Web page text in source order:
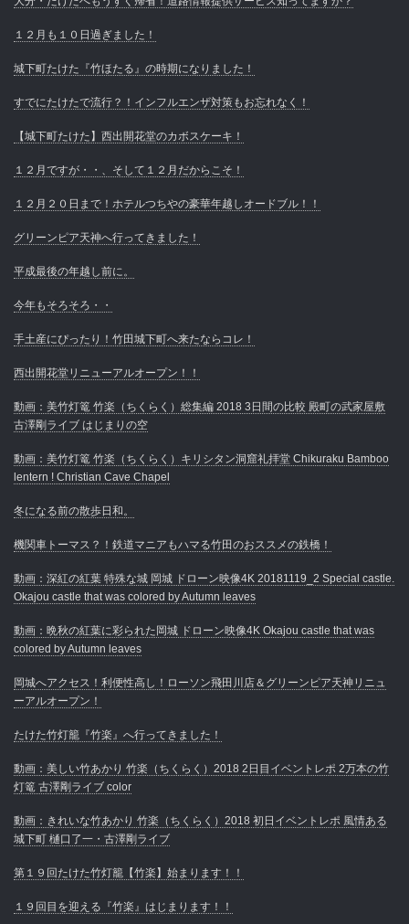
１２月も１０日過ぎました！
城下町たけた『竹ほたる』の時期になりました！
すでにたけたで流行？！インフルエンザ対策もお忘れなく！
【城下町たけた】西出開花堂のカボスケーキ！
１２月ですが・・、そして１２月だからこそ！
１２月２０日まで！ホテルつちやの豪華年越しオードブル！！
グリーンピア天神へ行ってきました！
平成最後の年越し前に。
今年もそろそろ・・
手土産にぴったり！竹田城下町へ来たならコレ！
西出開花堂リニューアルオープン！！
動画：美竹灯篭 竹楽（ちくらく）総集編 2018 3日間の比較 殿町の武家屋敷
古澤剛ライブ はじまりの空
動画：美竹灯篭 竹楽（ちくらく）キリシタン洞窟礼拝堂 Chikuraku Bamboo
lentern ! Christian Cave Chapel
冬になる前の散歩日和。
機関車トーマス？！鉄道マニアもハマる竹田のおススメの鉄橋！
動画：深紅の紅葉 特殊な城 岡城 ドローン映像4K 20181119_2 Special castle.
Okajou castle that was colored by Autumn leaves
動画：晩秋の紅葉に彩られた岡城 ドローン映像4K Okajou castle that was
colored by Autumn leaves
岡城へアクセス！利便性高し！ローソン飛田川店＆グリーンピア天神リニュ
ーアルオープン！
たけた竹灯籠『竹楽』へ行ってきました！
動画：美しい竹あかり 竹楽（ちくらく）2018 2日目イベントレポ 2万本の竹
灯篭 古澤剛ライブ color
動画：きれいな竹あかり 竹楽（ちくらく）2018 初日イベントレポ 風情ある
城下町 樋口了一・古澤剛ライブ
第１９回たけた竹灯籠【竹楽】始まります！！
１９回目を迎える『竹楽』はじまります！！